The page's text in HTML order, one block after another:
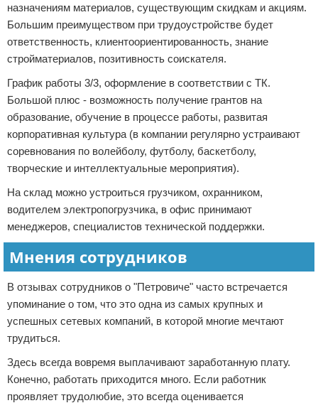
назначениям материалов, существующим скидкам и акциям.
Большим преимуществом при трудоустройстве будет
ответственность, клиентоориентированность, знание
стройматериалов, позитивность соискателя.
График работы 3/3, оформление в соответствии с ТК.
Большой плюс - возможность получение грантов на
образование, обучение в процессе работы, развитая
корпоративная культура (в компании регулярно устраивают
соревнования по волейболу, футболу, баскетболу,
творческие и интеллектуальные мероприятия).
На склад можно устроиться грузчиком, охранником,
водителем электропогрузчика, в офис принимают
менеджеров, специалистов технической поддержки.
Мнения сотрудников
В отзывах сотрудников о "Петровиче" часто встречается
упоминание о том, что это одна из самых крупных и
успешных сетевых компаний, в которой многие мечтают
трудиться.
Здесь всегда вовремя выплачивают заработанную плату.
Конечно, работать приходится много. Если работник
проявляет трудолюбие, это всегда оценивается